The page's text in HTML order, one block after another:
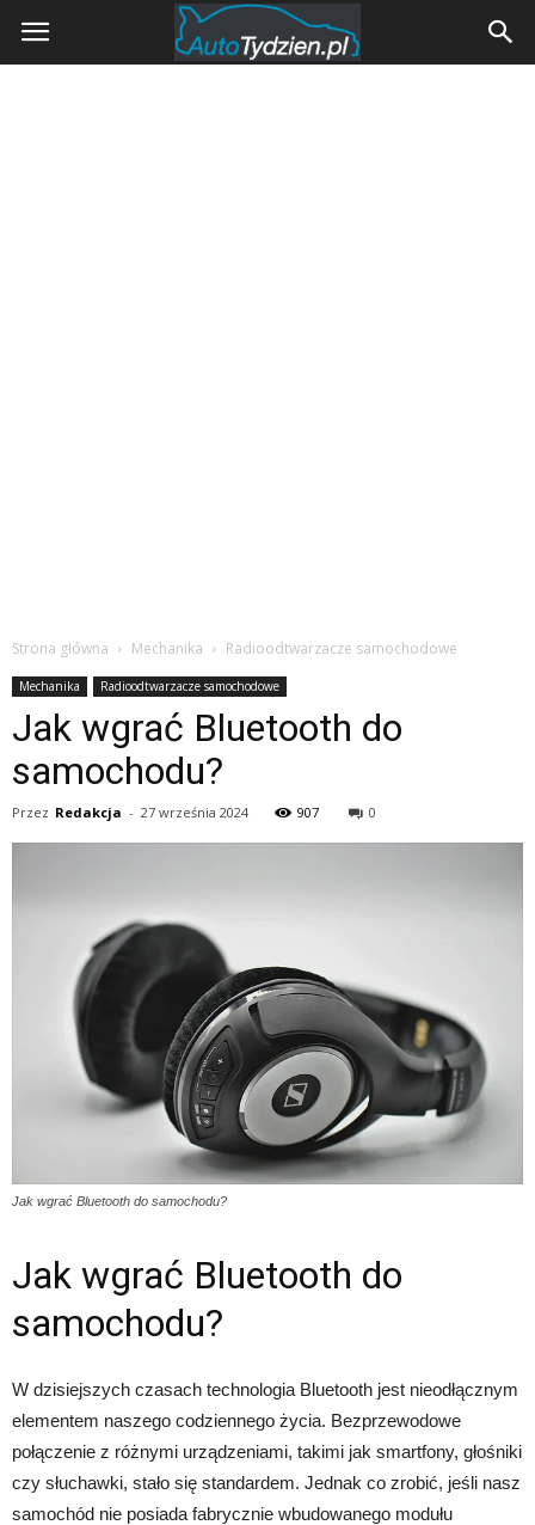
AutoTydzien.pl
Strona główna Mechanika Radioodtwarzacze samochodowe
Mechanika Radioodtwarzacze samochodowe
Jak wgrać Bluetooth do
samochodu?
Przez Redakcja - 27 września 2024 907 0
Jak wgrać Bluetooth do samochodu?
Jak wgrać Bluetooth do
samochodu?
W dzisiejszych czasach technologia Bluetooth jest nieodłącznym
elementem naszego codziennego życia. Bezprzewodowe
połączenie z różnymi urządzeniami, takimi jak smartfony, głośniki
czy słuchawki, stało się standardem. Jednak co zrobić, jeśli nasz
samochód nie posiada fabrycznie wbudowanego modułu